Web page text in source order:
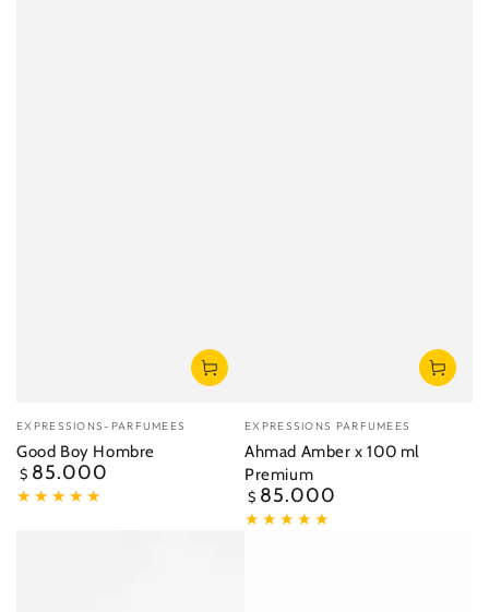
Vendedor:
EXPRESSIONS-PARFUMEES
Good Boy Hombre
Precio
regular
$ 85.000
Vendedor:
EXPRESSIONS PARFUMEES
Ahmad Amber x 100 ml
Premium
Precio
regular
$ 85.000